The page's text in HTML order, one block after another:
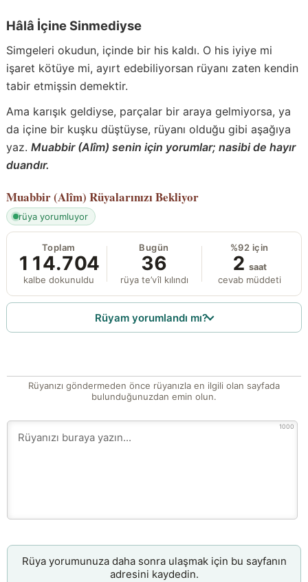
Hâlâ İçine Sinmediyse
Simgeleri okudun, içinde bir his kaldı. O his iyiye mi
işaret kötüye mi, ayırt edebiliyorsan rüyanı zaten kendin
tabir etmişsin demektir.
Ama karışık geldiyse, parçalar bir araya gelmiyorsa, ya
da içine bir kuşku düştüyse, rüyanı olduğu gibi aşağıya
yaz. Muabbir (Alîm) senin için yorumlar; nasibi de hayır
duandır.
Muabbir (Alîm) Rüyalarınızı Bekliyor
rüya yorumluyor
Toplam
114.704
kalbe dokunuldu
Bugün
36
rüya te’vîl kılındı
%92 için
2 saat
cevab müddeti
Rüyam yorumlandı mı?
Rüyanızı göndermeden önce rüyanızla en ilgili olan sayfada
bulunduğunuzdan emin olun.
1000
Rüya yorumunuza daha sonra ulaşmak için bu sayfanın
adresini kaydedin.